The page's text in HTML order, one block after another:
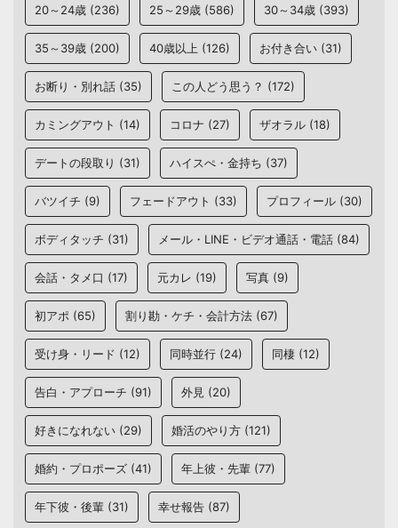
20～24歳 (236) 25～29歳 (586) 30～34歳 (393)
35～39歳 (200) 40歳以上 (126) お付き合い (31)
お断り・別れ話 (35) この人どう思う？ (172)
カミングアウト (14) コロナ (27) ザオラル (18)
デートの段取り (31) ハイスぺ・金持ち (37)
バツイチ (9) フェードアウト (33) プロフィール (30)
ボディタッチ (31) メール・LINE・ビデオ通話・電話 (84)
会話・タメ口 (17) 元カレ (19) 写真 (9)
初アポ (65) 割り勘・ケチ・会計方法 (67)
受け身・リード (12) 同時並行 (24) 同棲 (12)
告白・アプローチ (91) 外見 (20)
好きになれない (29) 婚活のやり方 (121)
婚約・プロポーズ (41) 年上彼・先輩 (77)
年下彼・後輩 (31) 幸せ報告 (87)